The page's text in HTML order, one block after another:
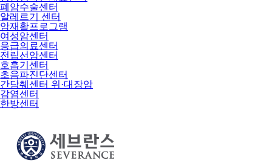
폐암수술센터
알레르기 센터
암재활프로그램
여성암센터
응급의료센터
전립선암센터
호흡기센터
초음파진단센터
간담췌센터 위·대장암
감염센터
한방센터